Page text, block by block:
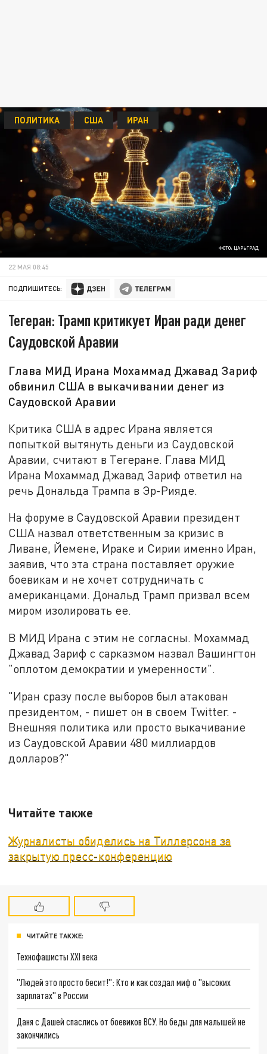
ФОТО: ЦАРЬГРАД
ПОЛИТИКА США ИРАН
22 МАЯ 08:45
ПОДПИШИТЕСЬ:
Тегеран: Трамп критикует Иран ради денег
Саудовской Аравии
Глава МИД Ирана Мохаммад Джавад Зариф
обвинил США в выкачивании денег из
Саудовской Аравии
Критика США в адрес Ирана является
попыткой вытянуть деньги из Саудовской
Аравии, считают в Тегеране. Глава МИД
Ирана Мохаммад Джавад Зариф ответил на
речь Дональда Трампа в Эр-Рияде.
На форуме в Саудовской Аравии президент
США назвал ответственным за кризис в
Ливане, Йемене, Ираке и Сирии именно Иран,
заявив, что эта страна поставляет оружие
боевикам и не хочет сотрудничать с
американцами. Дональд Трамп призвал всем
миром изолировать ее.
В МИД Ирана с этим не согласны. Мохаммад
Джавад Зариф с сарказмом назвал Вашингтон
"оплотом демократии и умеренности".
"Иран сразу после выборов был атакован
президентом, - пишет он в своем Twitter. -
Внешняя политика или просто выкачивание
из Саудовской Аравии 480 миллиардов
долларов?"
Читайте также
Журналисты обиделись на Тиллерсона за
закрытую пресс-конференцию
ЧИТАЙТЕ ТАКЖЕ:
Технофашисты XXI века
"Людей это просто бесит!": Кто и как создал миф о "высоких
зарплатах" в России
Даня с Дашей спаслись от боевиков ВСУ. Но беды для малышей не
закончились